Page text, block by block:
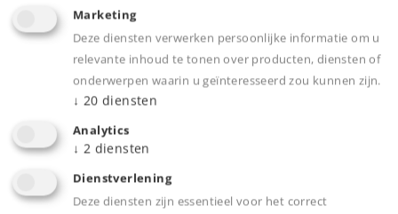
Highlights
Voorbeeldgetrouwe massieve railstaven,
nauwkeurig gegraveerde dwarsliggers zonder
bedding
Elektrische bedrijfszekerheid dankzij het
beproefde middelleider-systeem
Voor iedereen die de kunststof (K) rails wil
combineren met metalen (M) rails is er de
Marketing
Deze diensten verwerken persoonlijke informatie om u
relevante inhoud te tonen over producten, diensten of
onderwerpen waarin u geïnteresseerd zou kunnen zijn.
↓ 20 diensten
Analytics
↓ 2 diensten
Dienstverlening
Deze diensten zijn essentieel voor het correct